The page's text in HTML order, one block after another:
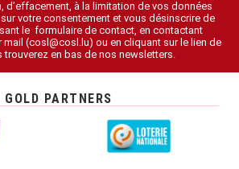
d’effacement, à la limitation de vos données
votre consentement et vous désinscrire de
le formulaire de contact, en contactant
mail (cosl@cosl.lu) ou en cliquant sur le lien de
en bas de nos newsletters.
GOLD PARTNERS